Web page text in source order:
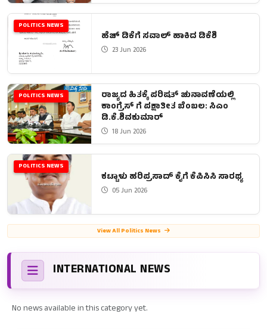
POLITICS NEWS
ಹೆಚ್ ಡಿಕೆಗೆ ಸವಾಲ್ ಹಾಕಿದ ಡಿಕೆಶಿ
23 Jun 2026
POLITICS NEWS
ರಾಜ್ಯದ ಹಿತಕ್ಕೆ ಪರಿಷತ್ ಚುನಾವಣೆಯಲ್ಲಿ
ಕಾಂಗ್ರೆಸ್ ಗೆ ಪಕ್ಷಾತೀತ ಬೆಂಬಲ: ಸಿಎಂ
ಡಿ.ಕೆ.ಶಿವಕುಮಾರ್
18 Jun 2026
POLITICS NEWS
ಕಟ್ಟಾಳು ಹರಿಪ್ರಸಾದ್ ಕೈಗೆ ಕೆಪಿಸಿಸಿ ಸಾರಥ್ಯ
05 Jun 2026
View All Politics News
INTERNATIONAL NEWS
No news available in this category yet.